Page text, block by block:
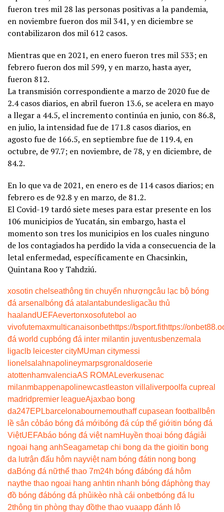
fueron tres mil 28 las personas positivas a la pandemia,
en noviembre fueron dos mil 341, y en diciembre se
contabilizaron dos mil 612 casos.
Mientras que en 2021, en enero fueron tres mil 533; en
febrero fueron dos mil 599, y en marzo, hasta ayer,
fueron 812.
La transmisión correspondiente a marzo de 2020 fue de
2.4 casos diarios, en abril fueron 13.6, se acelera en mayo
a llegar a 44.5, el incremento continúa en junio, con 86.8,
en julio, la intensidad fue de 171.8 casos diarios, en
agosto fue de 166.5, en septiembre fue de 119.4, en
octubre, de 97.7; en noviembre, de 78, y en diciembre, de
84.2.
En lo que va de 2021, en enero es de 114 casos diarios; en
febrero es de 92.8 y en marzo, de 81.2.
El Covid-19 tardó siete meses para estar presente en los
106 municipios de Yucatán, sin embargo, hasta el
momento son tres los municipios en los cuales ninguno
de los contagiados ha perdido la vida a consecuencia de la
letal enfermedad, específicamente en Chacsinkin,
Quintana Roo y Tahdziú.
xosotin chelseathông tin chuyển nhượngcâu lạc bộ bóng
đá arsenal bóng đá atalantabundesligacầu thủ
haalandUEFAevertonxosofutebol ao
vivofutemaxmulticanaisonbethttps://bsport.fithttps://
đá world cupbóng đá inter milantin juventusbenzema la
ligaclb leicester cityMUman citymessi
lionel salahnapolineymarpsgronaldoserie
atottenhamvalenciaAS ROMA Leverkusenac
milanmbappenapolinewcastleaston villa liverpool fa cupreal
madridpremier leagueAjaxbao bong
da247EPLbarcelonabournemouthaff cupasean football
bên
lề sân cỏbáo bóng đá mớibóng đá cúp thế giớitin bóng đá
ViệtUEFAbáo bóng đá việt namHuyền thoại bóng đágiải
ngoại hạng anhSeagametap chi bong da the gioitin bong
da lutrận đấu hôm nayviệt nam bóng đátin nong bong
daBóng đá nữthể thao 7m24h bóng đábóng đá hôm
naythe thao ngoai hang anhtin nhanh bóng đáphòng thay
đồ bóng đábóng đá phủikèo nhà cái onbetbóng đá lu
2thông tin phòng thay đồthe thao vuaapp đánh lô